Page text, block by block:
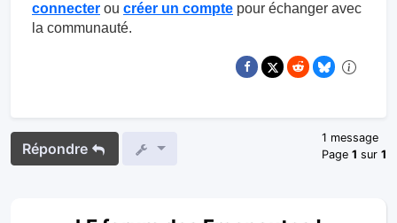
connecter ou créer un compte pour échanger avec
la communauté.
Répondre
1 message
Page 1 sur 1